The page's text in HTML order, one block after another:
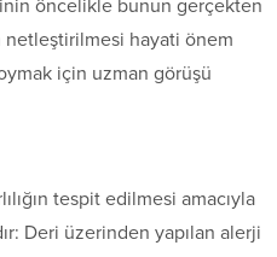
öncelikle bunun gerçekten
netleştirilmesi hayati önem
için uzman görüşü
tespit edilmesi amacıyla
Deri üzerinden yapılan alerji